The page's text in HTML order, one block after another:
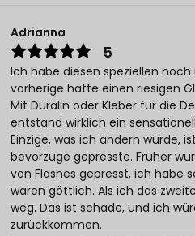
Adrianna
5
Ich habe diesen speziellen
vorherige hatte einen riesigen
Mit Duralin oder Kleber für die
entstand wirklich ein
Einzige, was ich ändern würde,
bevorzuge gepresste. Früher
von Flashes gepresst, ich habe
waren göttlich. Als ich das
weg. Das ist schade, und ich
zurückkommen.